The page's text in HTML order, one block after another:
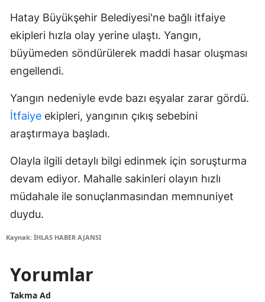
Hatay Büyükşehir Belediyesi'ne bağlı itfaiye
ekipleri hızla olay yerine ulaştı. Yangın,
büyümeden söndürülerek maddi hasar oluşması
engellendi.
Yangın nedeniyle evde bazı eşyalar zarar gördü.
İtfaiye ekipleri, yangının çıkış sebebini
araştırmaya başladı.
Olayla ilgili detaylı bilgi edinmek için soruşturma
devam ediyor. Mahalle sakinleri olayın hızlı
müdahale ile sonuçlanmasından memnuniyet
duydu.
Kaynak: İHLAS HABER AJANSI
Yorumlar
Takma Ad